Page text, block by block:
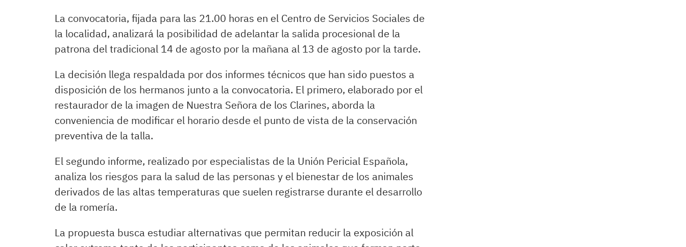
La convocatoria, fijada para las 21.00 horas en el Centro de Servicios Sociales de
la localidad, analizará la posibilidad de adelantar la salida procesional de la
patrona del tradicional 14 de agosto por la mañana al 13 de agosto por la tarde.
La decisión llega respaldada por dos informes técnicos que han sido puestos a
disposición de los hermanos junto a la convocatoria. El primero, elaborado por el
restaurador de la imagen de Nuestra Señora de los Clarines, aborda la
conveniencia de modificar el horario desde el punto de vista de la conservación
preventiva de la talla.
El segundo informe, realizado por especialistas de la Unión Pericial Española,
analiza los riesgos para la salud de las personas y el bienestar de los animales
derivados de las altas temperaturas que suelen registrarse durante el desarrollo
de la romería.
La propuesta busca estudiar alternativas que permitan reducir la exposición al